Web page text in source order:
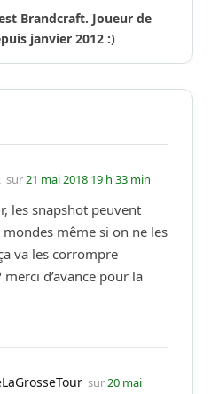
Brandcraft. Joueur de
janvier 2012 :)
sur 21 mai 2018 19 h 33 min
les snapshot peuvent
même si on ne les
va les corrompre
d’avance pour la
sur 20 mai